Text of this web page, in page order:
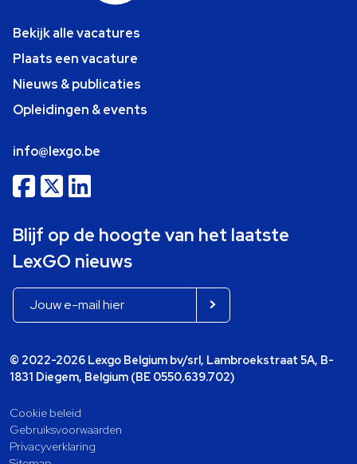
Bekijk alle vacatures
Plaats een vacature
Nieuws & publicaties
Opleidingen & events
info@lexgo.be
Blijf op de hoogte van het laatste
LexGO nieuws
© 2022-2026 Lexgo Belgium bv/srl, Lambroekstraat 5A, B-
1831 Diegem, Belgium (BE 0550.639.702)
Cookie beleid
Gebruiksvoorwaarden
Privacyverklaring